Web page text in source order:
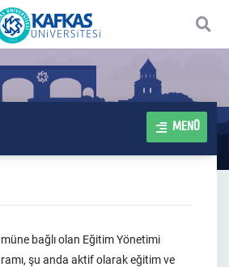
MENÜ
bağlı olan Eğitim Yönetimi
şu anda aktif olarak eğitim ve